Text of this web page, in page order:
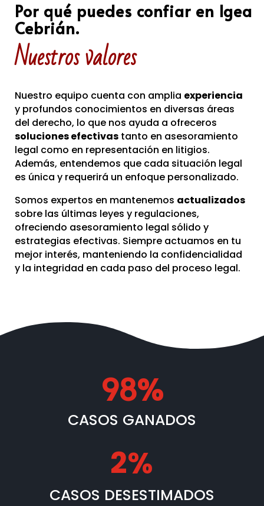
Por qué puedes confiar en Igea
Cebrián.
Nuestros valores
Nuestro equipo cuenta con amplia experiencia
y profundos conocimientos en diversas áreas
del derecho, lo que nos ayuda a ofreceros
soluciones efectivas tanto en asesoramiento
legal como en representación en litigios.
Además, entendemos que cada situación legal
es única y requerirá un enfoque personalizado.
Somos expertos en mantenemos actualizados
sobre las últimas leyes y regulaciones,
ofreciendo asesoramiento legal sólido y
estrategias efectivas. Siempre actuamos en tu
mejor interés, manteniendo la confidencialidad
y la integridad en cada paso del proceso legal.
98%
CASOS GANADOS
2%
CASOS DESESTIMADOS